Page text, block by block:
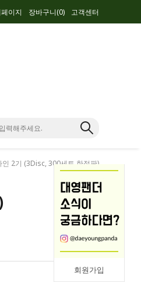
이지 장바구니(0) 고객센터
회원가입
인 2기 (3Disc, 300세트 한정판)